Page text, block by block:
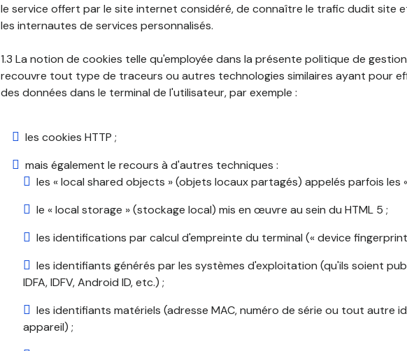
le service offert par le site internet considéré, de connaître le trafic dudit site
les internautes de services personnalisés.
1.3 La notion de cookies telle qu'employée dans la présente politique de
recouvre tout type de traceurs ou autres technologies similaires ayant pour
des données dans le terminal de l'utilisateur, par exemple :
les cookies HTTP ;
mais également le recours à d'autres techniques :
les « local shared objects » (objets locaux partagés) appelés parfois les
le « local storage » (stockage local) mis en œuvre au sein du HTML 5 ;
les identifications par calcul d'empreinte du terminal (« device
les identifiants générés par les systèmes d'exploitation (qu'ils soient
IDFA, IDFV, Android ID, etc.) ;
les identifiants matériels (adresse MAC, numéro de série ou tout autre
appareil) ;